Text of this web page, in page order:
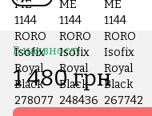
В наявності
1 480 грн